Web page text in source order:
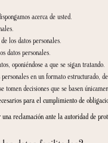
durante el tiempo
selección de personal, no
proporcionará datos de
sin embargo, no